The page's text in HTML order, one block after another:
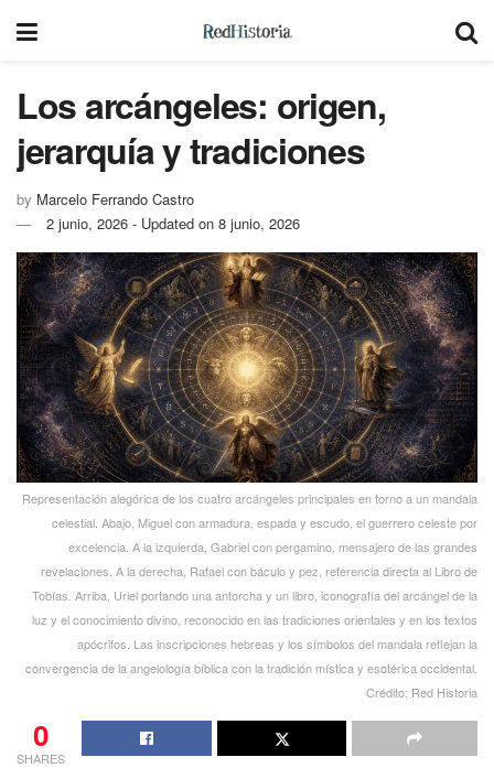
Los arcángeles: origen,
jerarquía y tradiciones
by Marcelo Ferrando Castro
2 junio, 2026 - Updated on 8 junio, 2026
Representación alegórica de los cuatro arcángeles principales en torno a un mandala
celestial. Abajo, Miguel con armadura, espada y escudo, el guerrero celeste por
excelencia. A la izquierda, Gabriel con pergamino, mensajero de las grandes
revelaciones. A la derecha, Rafael con báculo y pez, referencia directa al Libro de
Tobías. Arriba, Uriel portando una antorcha y un libro, iconografía del arcángel de la
luz y el conocimiento divino, reconocido en las tradiciones orientales y en los textos
apócrifos. Las inscripciones hebreas y los símbolos del mandala reflejan la
convergencia de la angelología bíblica con la tradición mística y esotérica occidental.
Crédito: Red Historia
0
SHARES